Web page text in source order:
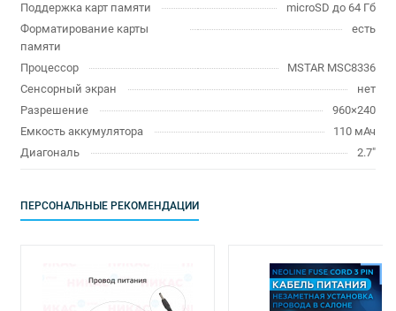
Поддержка карт памяти
microSD до 64 Гб
Форматирование карты
памяти
есть
Процессор
MSTAR MSC8336
Сенсорный экран
нет
Разрешение
960×240
Емкость аккумулятора
110 мАч
Диагональ
2.7"
ПЕРСОНАЛЬНЫЕ РЕКОМЕНДАЦИИ